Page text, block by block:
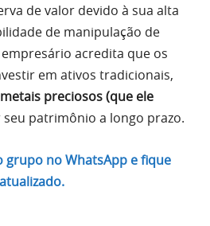
de valor devido à sua alta
de manipulação de
acredita que os
em ativos tradicionais,
metais preciosos (que ele
patrimônio a longo prazo.
grupo no WhatsApp e fique
atualizado.